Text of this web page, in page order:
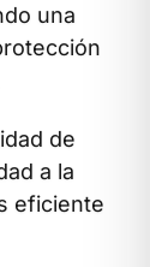
una
de
a la
eficiente